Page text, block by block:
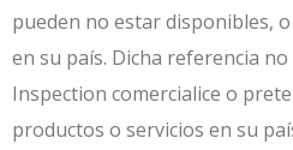
pueden no estar disponibles,
en su país. Dicha referencia
Inspection comercialice o
productos o servicios en su